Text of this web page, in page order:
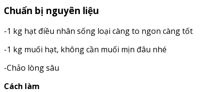
Chuẩn bị nguyên liệu
-1 kg hạt điều nhân sống loại càng to ngon càng tốt
-1 kg muối hạt, không cần muối mịn đâu nhé
-Chảo lòng sâu
Cách làm